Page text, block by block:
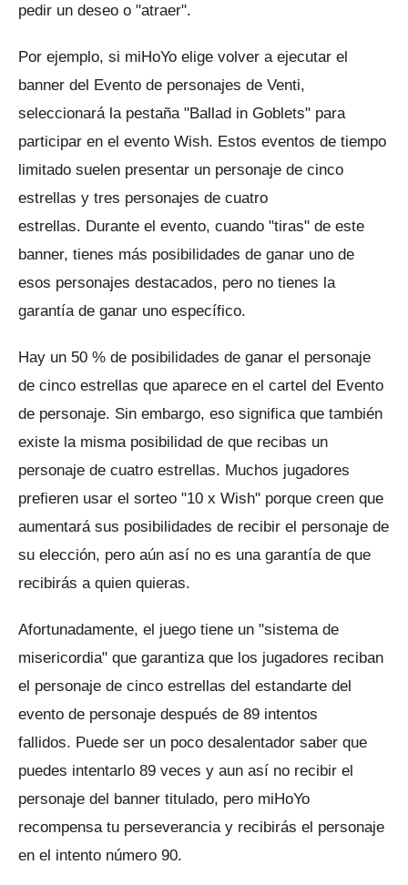
pedir un deseo o "atraer".
Por ejemplo, si miHoYo elige volver a ejecutar el
banner del Evento de personajes de Venti,
seleccionará la pestaña "Ballad in Goblets" para
participar en el evento Wish. Estos eventos de tiempo
limitado suelen presentar un personaje de cinco
estrellas y tres personajes de cuatro
estrellas. Durante el evento, cuando "tiras" de este
banner, tienes más posibilidades de ganar uno de
esos personajes destacados, pero no tienes la
garantía de ganar uno específico.
Hay un 50 % de posibilidades de ganar el personaje
de cinco estrellas que aparece en el cartel del Evento
de personaje. Sin embargo, eso significa que también
existe la misma posibilidad de que recibas un
personaje de cuatro estrellas. Muchos jugadores
prefieren usar el sorteo "10 x Wish" porque creen que
aumentará sus posibilidades de recibir el personaje de
su elección, pero aún así no es una garantía de que
recibirás a quien quieras.
Afortunadamente, el juego tiene un "sistema de
misericordia" que garantiza que los jugadores reciban
el personaje de cinco estrellas del estandarte del
evento de personaje después de 89 intentos
fallidos. Puede ser un poco desalentador saber que
puedes intentarlo 89 veces y aun así no recibir el
personaje del banner titulado, pero miHoYo
recompensa tu perseverancia y recibirás el personaje
en el intento número 90.